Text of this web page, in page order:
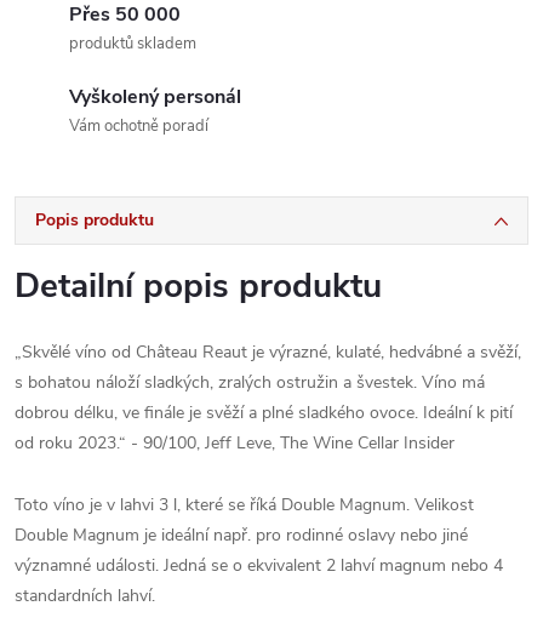
Přes 50 000
produktů skladem
Vyškolený personál
Vám ochotně poradí
Popis produktu
Detailní popis produktu
„Skvělé víno od Château Reaut je výrazné, kulaté, hedvábné a svěží,
s bohatou náloží sladkých, zralých ostružin a švestek. Víno má
dobrou délku, ve finále je svěží a plné sladkého ovoce. Ideální k pití
od roku 2023.“ - 90/100, Jeff Leve, The Wine Cellar Insider
Toto víno je v lahvi 3 l, které se říká Double Magnum. Velikost
Double Magnum je ideální např. pro rodinné oslavy nebo jiné
významné události. Jedná se o ekvivalent 2 lahví magnum nebo 4
standardních lahví.